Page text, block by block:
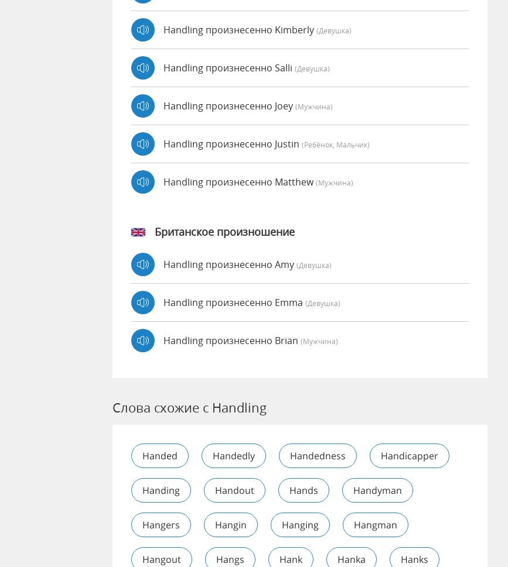
Handling произнесенно Kimberly (девушка)
Handling произнесенно Salli (девушка)
Handling произнесенно Joey (мужчина)
Handling произнесенно Justin (Ребёнок, Мальчик)
Handling произнесенно Matthew(мужчина)
Британское произношение
Handling произнесенно Amy (девушка)
Handling произнесенно Emma (девушка)
Handling произнесенно Brian (мужчина)
Слова схожие с Handling
Handed Handedly Handedness Handicapper
Handing Handout Hands Handyman
Hangers Hangin Hanging Hangman
Hangout Hangs Hank Hanka Hanks